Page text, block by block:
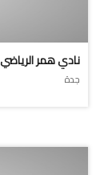
نادي همر الرياضي
جدة